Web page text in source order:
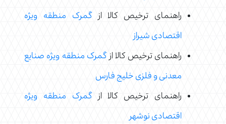
راهنمای ترخیص کالا ازگمرک منطقه ویژه
اقتصادی شیراز
راهنمای ترخیص کالا ازگمرک منطقه ویژه صنایع
معدنی و فلزی خلیج فارس
راهنمای ترخیص کالا ازگمرک منطقه ویژه
اقتصادی نوشهر